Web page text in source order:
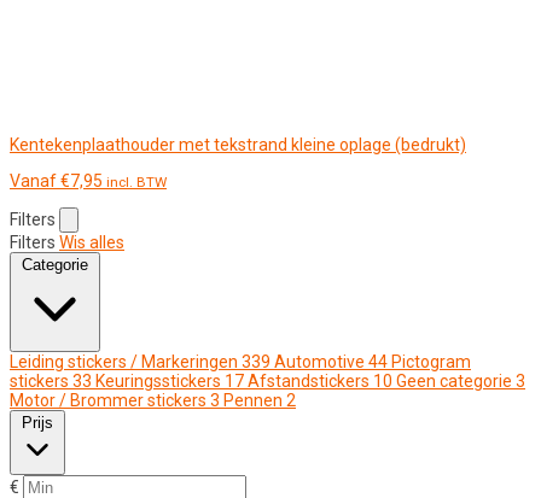
Kentekenplaathouder met tekstrand kleine oplage (bedrukt)
Vanaf€7,95 incl. BTW
Filters
Filters Wis alles
Categorie
Leiding stickers / Markeringen 339 Automotive 44 Pictogram
stickers 33 Keuringsstickers 17Afstandstickers 10 Geen categorie 3
Motor / Brommer stickers 3 Pennen 2
Prijs
€